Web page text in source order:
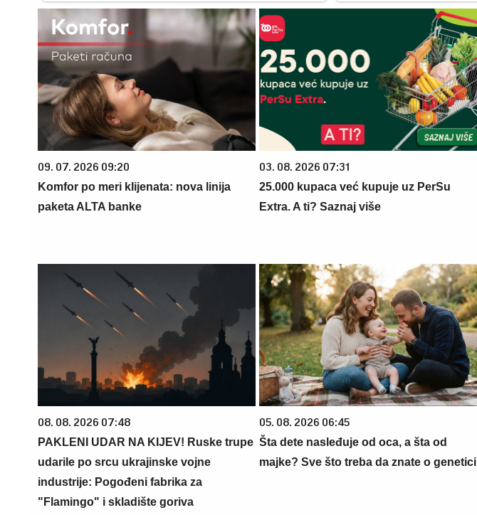
09. 07. 2026 09:20
Komfor po meri klijenata: nova linija
paketa ALTA banke
03. 08. 2026 07:31
25.000 kupaca već kupuje uz PerSu
Extra. A ti? Saznaj više
08. 08. 2026 07:48
PAKLENI UDAR NA KIJEV! Ruske trupe
udarile po srcu ukrajinske vojne
industrije: Pogođeni fabrika za
"Flamingo" i skladište goriva
05. 08. 2026 06:45
Šta dete nasleđuje od oca, a šta od
majke? Sve što treba da znate o genetici